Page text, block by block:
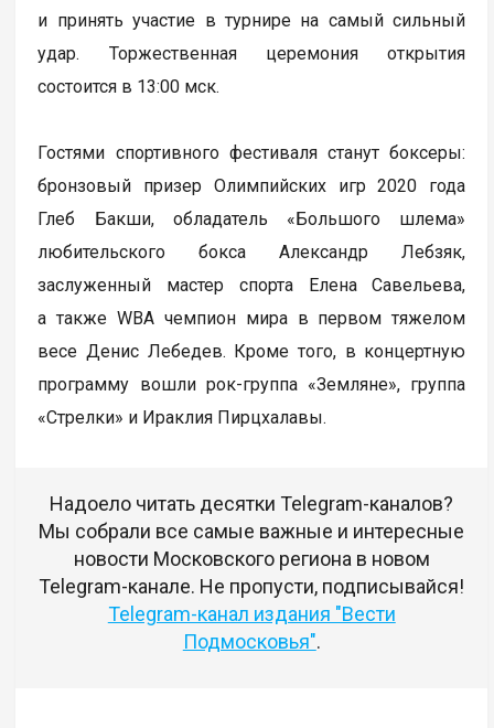
и принять участие в турнире на самый сильный
удар. Торжественная церемония открытия
состоится в 13:00 мск.
Гостями спортивного фестиваля станут боксеры:
бронзовый призер Олимпийских игр 2020 года
Глеб Бакши, обладатель «Большого шлема»
любительского бокса Александр Лебзяк,
заслуженный мастер спорта Елена Савельева,
а также WBA чемпион мира в первом тяжелом
весе Денис Лебедев. Кроме того, в концертную
программу вошли рок-группа «Земляне», группа
«Стрелки» и Ираклия Пирцхалавы.
Надоело читать десятки Telegram-каналов?
Мы собрали все самые важные и интересные
новости Московского региона в новом
Telegram-канале. Не пропусти, подписывайся!
Telegram-канал издания "Вести
Подмосковья".